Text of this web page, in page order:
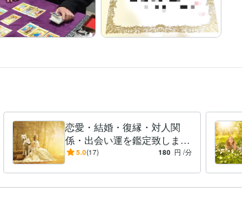
恋愛・結婚・復縁・対人関
係・出会い運を鑑定致します
運命の方と出会いの時期、気
5.0(17) 180 円 /分